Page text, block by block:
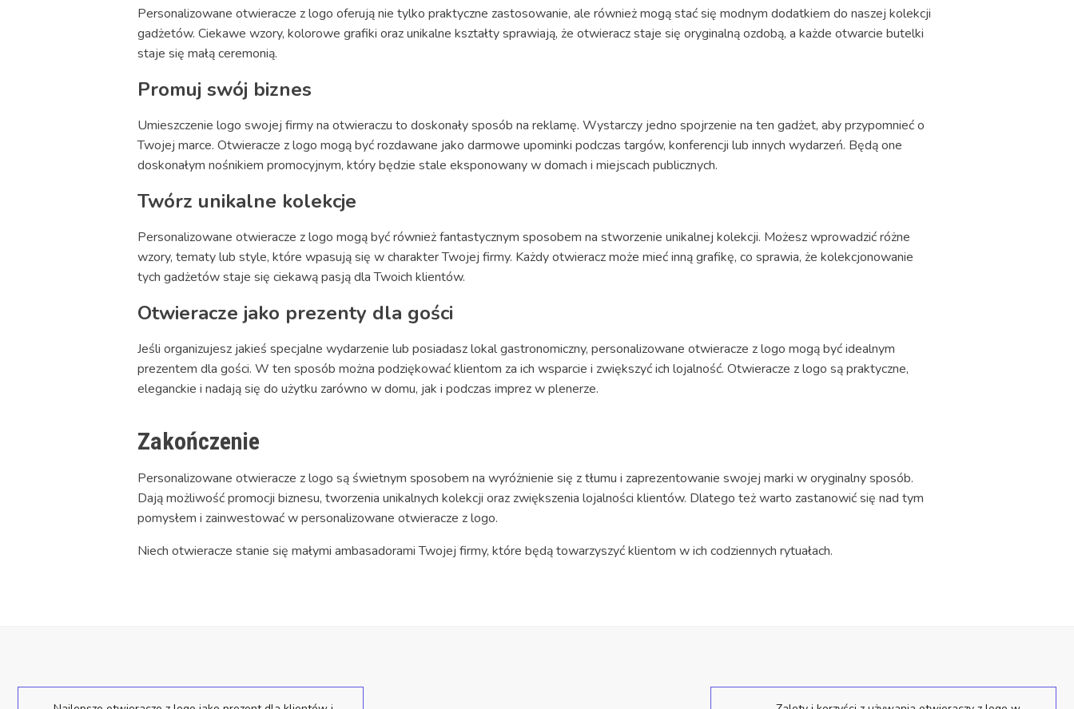
Personalizowane otwieracze z logo oferują nie tylko praktyczne zastosowanie, ale również mogą stać się modnym dodatkiem do naszej kolekcji
gadżetów. Ciekawe wzory, kolorowe grafiki oraz unikalne kształty sprawiają, że otwieracz staje się oryginalną ozdobą, a każde otwarcie butelki
staje się małą ceremonią.
Promuj swój biznes
Umieszczenie logo swojej firmy na otwieraczu to doskonały sposób na reklamę. Wystarczy jedno spojrzenie na ten gadżet, aby przypomnieć o
Twojej marce. Otwieracze z logo mogą być rozdawane jako darmowe upominki podczas targów, konferencji lub innych wydarzeń. Będą one
doskonałym nośnikiem promocyjnym, który będzie stale eksponowany w domach i miejscach publicznych.
Twórz unikalne kolekcje
Personalizowane otwieracze z logo mogą być również fantastycznym sposobem na stworzenie unikalnej kolekcji. Możesz wprowadzić różne
wzory, tematy lub style, które wpasują się w charakter Twojej firmy. Każdy otwieracz może mieć inną grafikę, co sprawia, że kolekcjonowanie
tych gadżetów staje się ciekawą pasją dla Twoich klientów.
Otwieracze jako prezenty dla gości
Jeśli organizujesz jakieś specjalne wydarzenie lub posiadasz lokal gastronomiczny, personalizowane otwieracze z logo mogą być idealnym
prezentem dla gości. W ten sposób można podziękować klientom za ich wsparcie i zwiększyć ich lojalność. Otwieracze z logo są praktyczne,
eleganckie i nadają się do użytku zarówno w domu, jak i podczas imprez w plenerze.
Zakończenie
Personalizowane otwieracze z logo są świetnym sposobem na wyróżnienie się z tłumu i zaprezentowanie swojej marki w oryginalny sposób.
Dają możliwość promocji biznesu, tworzenia unikalnych kolekcji oraz zwiększenia lojalności klientów. Dlatego też warto zastanowić się nad tym
pomysłem i zainwestować w personalizowane otwieracze z logo.
Niech otwieracze stanie się małymi ambasadorami Twojej firmy, które będą towarzyszyć klientom w ich codziennych rytuałach.